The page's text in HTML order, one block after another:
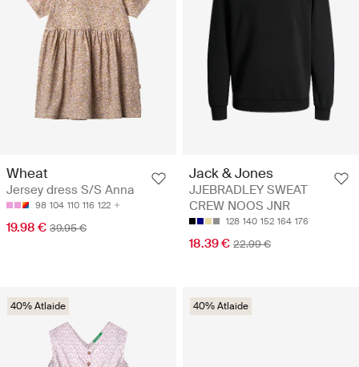
Wheat
Jersey dress S/S Anna
98 104 110 116 122
19.98 € 39.95 €
Jack & Jones
JJEBRADLEY SWEAT
CREW NOOS JNR
128 140 152 164 176
18.39 € 22.99 €
40% Atlaide 40% Atlaide